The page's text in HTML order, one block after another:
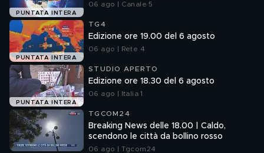
PUNTATA INTERA
06 ago | Canale 5
PUNTATA INTERA
TG4
Edizione ore 19.00 del 6 agosto
06 ago | Rete 4
PUNTATA INTERA
STUDIO APERTO
Edizione ore 18.30 del 6 agosto
06 ago | Italia 1
TGCOM24
Breaking News delle 18.00 | Caldo,
scendono le città da bollino rosso
06 ago | Tgcom24